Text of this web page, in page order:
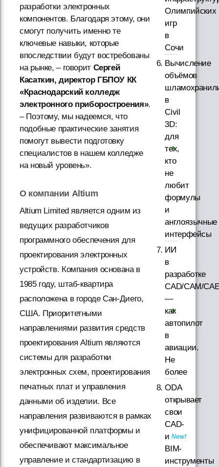
разработки электронных
компонентов. Благодаря этому, они
смогут получить именно те
ключевые навыки, которые
впоследствии будут востребованы
на рынке, – говорит Сергей
Касаткин, директор ГБПОУ КК
«Краснодарский колледж
электронного приборостроения».
– Поэтому, мы надеемся, что
подобные практические занятия
помогут вывести подготовку
специалистов в нашем колледже
на новый уровень».
О компании Altium
Altium Limited является одним из
ведущих разработчиков
программного обеспечения для
проектирования электронных
устройств. Компания основана в
1985 году, штаб-квартира
расположена в городе Сан-Диего,
США. Приоритетными
направлениями развития средств
проектирования Altium являются
системы для разработки
электронных схем, проектирования
печатных плат и управления
данными об изделии. Все
направления развиваются в рамках
унифицированной платформы и
обеспечивают максимальное
управление и стандартизацию в
Олимпийских
игр
в
Сочи
Вычисление
объёмов
в
Civil
3D:
для
тех,
кто
не
любит
формулы
и
англоязычные
интерфейсы
ИИ
в
разработке
CAD/CAM/
—
как
автопилот
в
авиации.
Не
более
ODA
открывает
свои
CAD-
и
BIM-
инструменты